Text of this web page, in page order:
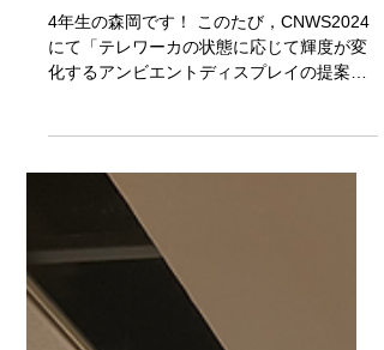
してきました！
4年生の森岡です！ このたび，CNWS2024
ショップは旅館に泊まり込み形式で行わ
れ，他大学の学生の皆さんとおいしい石川
のご飯を食べたり，社会人ドクターによる
座...